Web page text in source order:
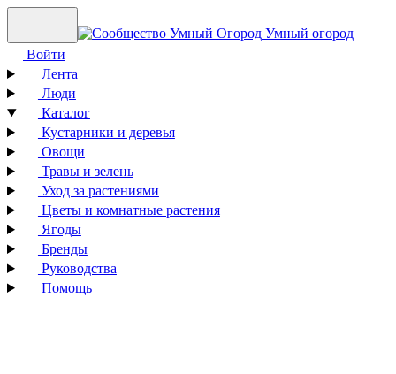
Умный огород
Войти
Лента
Люди
Каталог
Кустарники и деревья
Овощи
Травы и зелень
Уход за растениями
Цветы и комнатные растения
Ягоды
Бренды
Руководства
Помощь